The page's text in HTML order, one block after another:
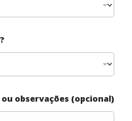
observações (opcional)